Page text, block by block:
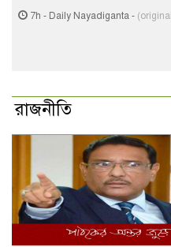
7h - Daily Nayadiganta -
রাজনীতি